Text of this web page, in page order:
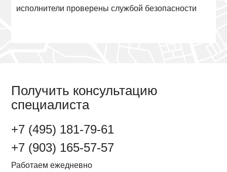
исполнители проверены службой безопасности
Получить консультацию
специалиста
+7 (495) 181-79-61
+7 (903) 165-57-57
Работаем ежедневно